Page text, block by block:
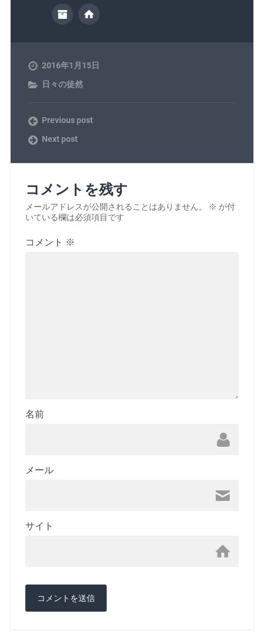
2016年1月15日
日々の徒然
Previous post
Next post
コメントを残す
メールアドレスが公開されることはありません。 ※ が付
いている欄は必須項目です
コメント ※
名前
メール
サイト